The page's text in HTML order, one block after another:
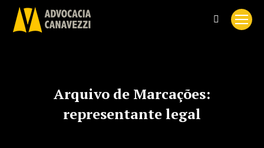
Search:
Arquivo de Marcações:
representante legal